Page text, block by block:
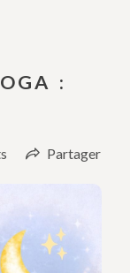
:
Partager